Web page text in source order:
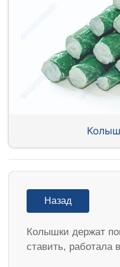
Назад
Колышки держат
ставить, работала